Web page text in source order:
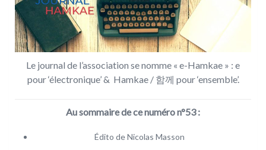
Le journal de l’association se nomme « e-Hamkae » : e
pour ‘électronique’ & Hamkae / 함께 pour ‘ensemble’.
Au sommaire de ce numéro n°53 :
Édito de Nicolas Masson